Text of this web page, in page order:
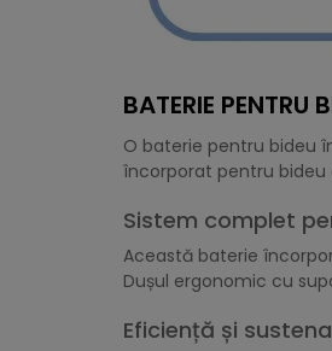
BATERIE PENTRU
O baterie pentru bideu
încorporat pentru
Sistem complet
Această baterie
Dușul ergonomic cu
Eficiență și